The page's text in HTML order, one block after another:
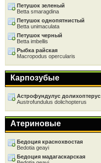
Петушок зеленый
Betta smaragdina
Петушок однопятнистый
Betta unimaculata
Петушок черный
Betta imbellis
Рыбка райская
Macropodus opercularis
Карпозубые
Астрофундулус долихоптерус
Austrofundulus dolichopterus
Атериновые
Бедоция краснохвостая
Bedotia geayi
Бедоция мадагаскарская